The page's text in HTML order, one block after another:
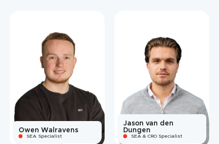
Owen Walravens
SEA Specialist
Jason van den
Dungen
SEA & CRO Specialist